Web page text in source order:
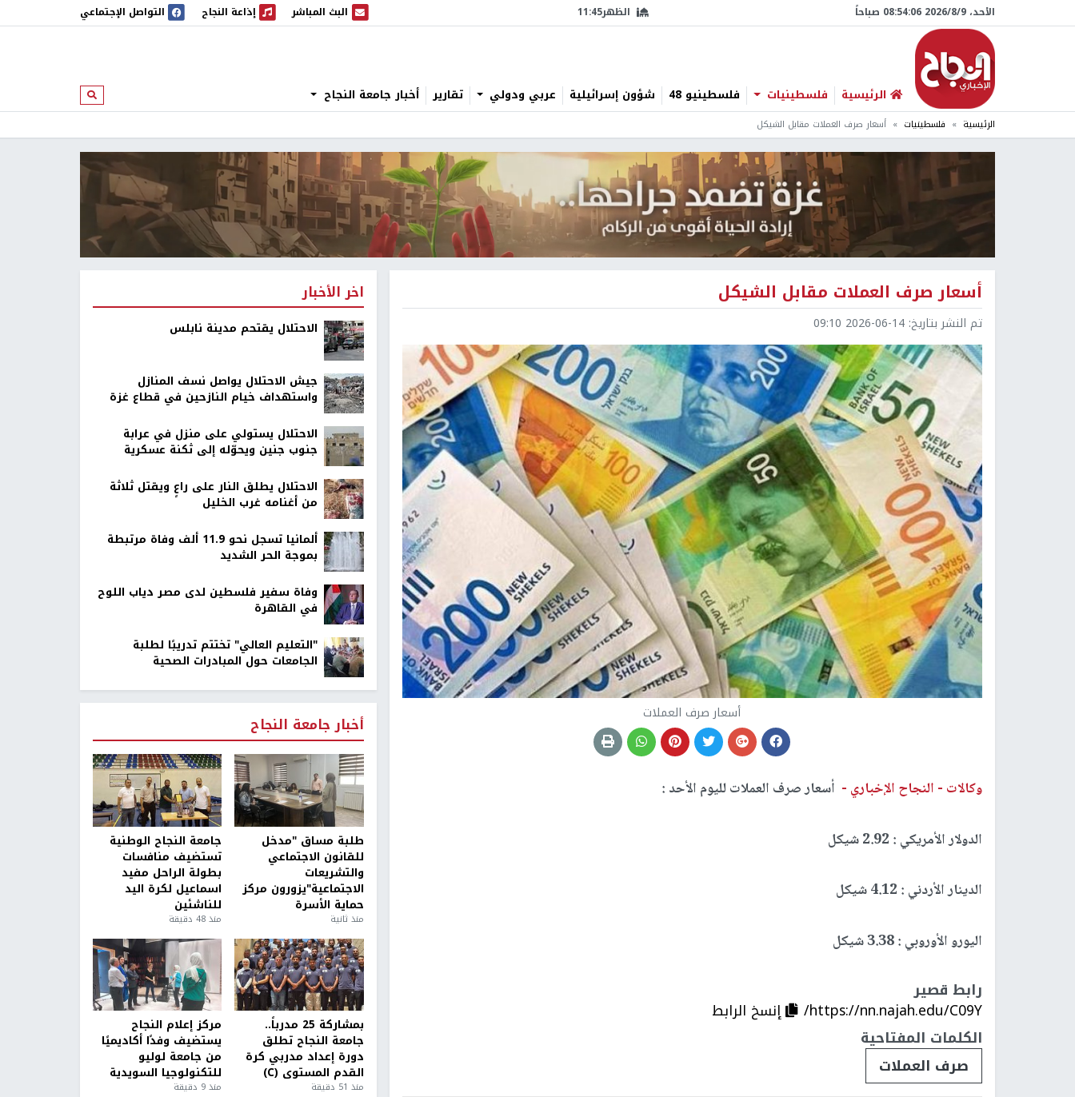
الأحد، 9/‏8/‏2026 08:54:07 صباحاً الظهر11:45 البث المباشر
البث المباشر إذاعة النجاح
إذاعة النجاح التواصل الإجتماعي
الرئيسية فلسطينيات فلسطينيو 48 شؤون إسرائيلية عربي ودولي تقارير أخبار جامعة النجاح ابحث
الرئيسية فلسطينيات أسعار صرف العملات مقابل الشيكل
أسعار صرف العملات مقابل الشيكل
تم النشر بتاريخ: 2026-06-14 09:10
أسعار صرف العملات
وكالات - النجاح الإخباري - أسعار صرف العملات لليوم الأحد :
الدولار الأمريكي : 2.92 شيكل
الدينار الأردني : 4.12 شيكل
اليورو الأوروبي : 3.38 شيكل
رابط قصير
https://nn.najah.edu/C09Y/
إنسخ الرابط
الكلمات المفتاحية
صرف العملات
اخر الأخبار
الاحتلال يقتحم مدينة نابلس
جيش الاحتلال يواصل نسف المنازل
واستهداف خيام النازحين في قطاع غزة
الاحتلال يستولي على منزل في عرابة
جنوب جنين ويحوّله إلى ثكنة عسكرية
الاحتلال يطلق النار على راعٍ ويقتل ثلاثة
من أغنامه غرب الخليل
ألمانيا تسجل نحو 11.9 ألف وفاة مرتبطة
بموجة الحر الشديد
وفاة سفير فلسطين لدى مصر دياب اللوح
في القاهرة
"التعليم العالي" تختتم تدريبًا لطلبة
الجامعات حول المبادرات الصحية
أخبار جامعة النجاح
طلبة مساق "مدخل
للقانون الاجتماعي
والتشريعات
الاجتماعية"يزورون مركز
حماية الأسرة
منذ ثانية
جامعة النجاح الوطنية
تستضيف منافسات
بطولة الراحل مفيد
اسماعيل لكرة اليد
للناشئين
منذ 48 دقيقة
بمشاركة 25 مدرباً..
جامعة النجاح تطلق
دورة إعداد مدربي كرة
القدم المستوى (C)
منذ 51 دقيقة
مركز إعلام النجاح
يستضيف وفدًا أكاديميًا
من جامعة لوليو
للتكنولوجيا السويدية
منذ 9 دقيقة